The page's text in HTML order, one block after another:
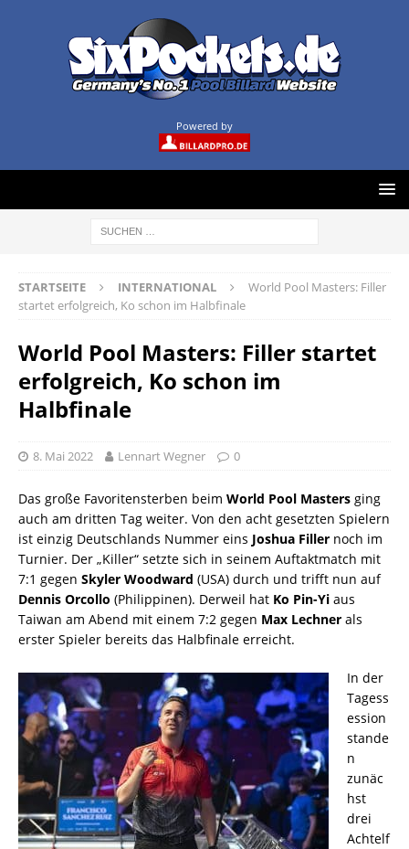
Powered by
STARTSEITE INTERNATIONAL
World Pool Masters: Filler
startet erfolgreich, Ko schon im Halbfinale
World Pool Masters: Filler startet
erfolgreich, Ko schon im
Halbfinale
8. Mai 2022 Lennart Wegner 0
Das große Favoritensterben beim World Pool Masters ging
auch am dritten Tag weiter. Von den acht gesetzten Spielern
ist einzig Deutschlands Nummer eins Joshua Filler noch im
Turnier. Der „Killer“ setzte sich in seinem Auftaktmatch mit
7:1 gegen Skyler Woodward (USA) durch und trifft nun auf
Dennis Orcollo (Philippinen). Derweil hat Ko Pin-Yi aus
Taiwan am Abend mit einem 7:2 gegen Max Lechner als
erster Spieler bereits das Halbfinale erreicht.
In der
Tagess
ession
stande
n
zunäc
hst
drei
Achtelf